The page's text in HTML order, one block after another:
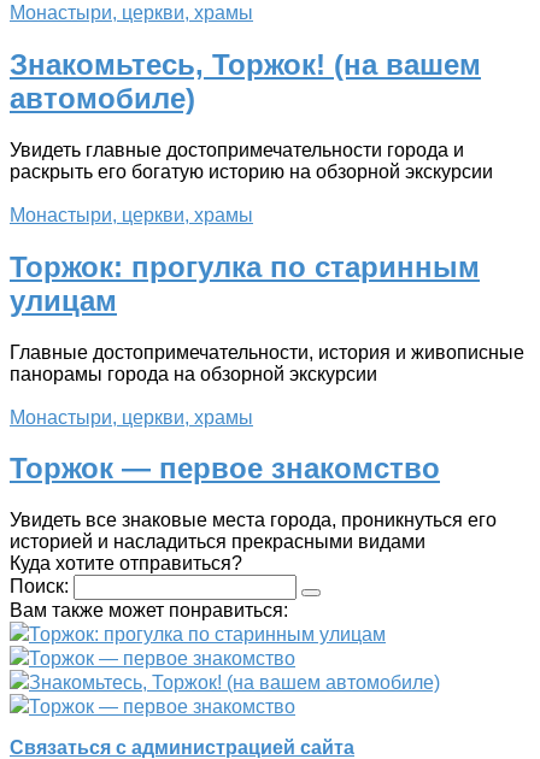
Монастыри, церкви, храмы
Знакомьтесь, Торжок! (на вашем
автомобиле)
Увидеть главные достопримечательности города и
раскрыть его богатую историю на обзорной экскурсии
Монастыри, церкви, храмы
Торжок: прогулка по старинным
улицам
Главные достопримечательности, история и живописные
панорамы города на обзорной экскурсии
Монастыри, церкви, храмы
Торжок — первое знакомство
Увидеть все знаковые места города, проникнуться его
историей и насладиться прекрасными видами
Куда хотите отправиться?
Поиск:
Вам также может понравиться:
Торжок: прогулка по старинным улицам
Торжок — первое знакомство
Знакомьтесь, Торжок! (на вашем автомобиле)
Торжок — первое знакомство
Связаться с администрацией сайта